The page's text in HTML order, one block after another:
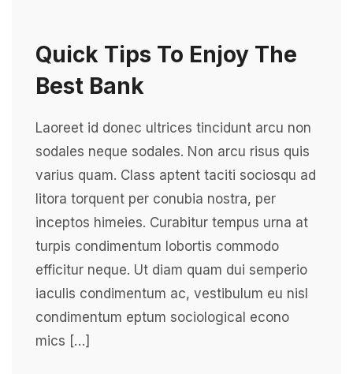
Quick Tips To Enjoy The
Best Bank
Laoreet id donec ultrices tincidunt arcu non
sodales neque sodales. Non arcu risus quis
varius quam. Class aptent taciti sociosqu ad
litora torquent per conubia nostra, per
inceptos himeies. Curabitur tempus urna at
turpis condimentum lobortis commodo
efficitur neque. Ut diam quam dui semperio
iaculis condimentum ac, vestibulum eu nisl
condimentum eptum sociological econo
mics […]